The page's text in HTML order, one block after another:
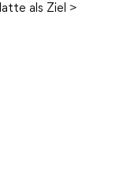
als Ziel >